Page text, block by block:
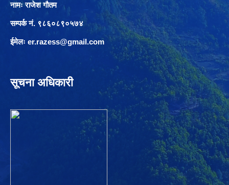
नामः राजेश गौतम
सम्पर्क नं. ९८६०८९०५७४
ईमेलः er.razess@gmail.com
सूचना अधिकारी